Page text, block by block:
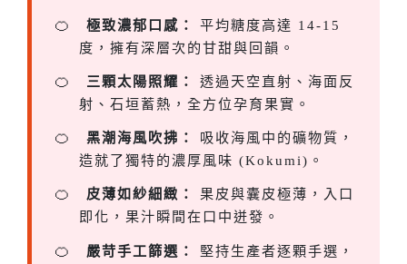
極致濃郁口感：
平均糖度高達 14-15
度，擁有深層次的甘甜與回韻。
三顆太陽照耀：
透過天空直射、海面反
射、石垣蓄熱，全方位孕育果實。
黑潮海風吹拂：
吸收海風中的礦物質，
造就了獨特的濃厚風味 (Kokumi)。
皮薄如紗細緻：
果皮與囊皮極薄，入口
即化，果汁瞬間在口中迸發。
嚴苛手工篩選：
堅持生產者逐顆手選，